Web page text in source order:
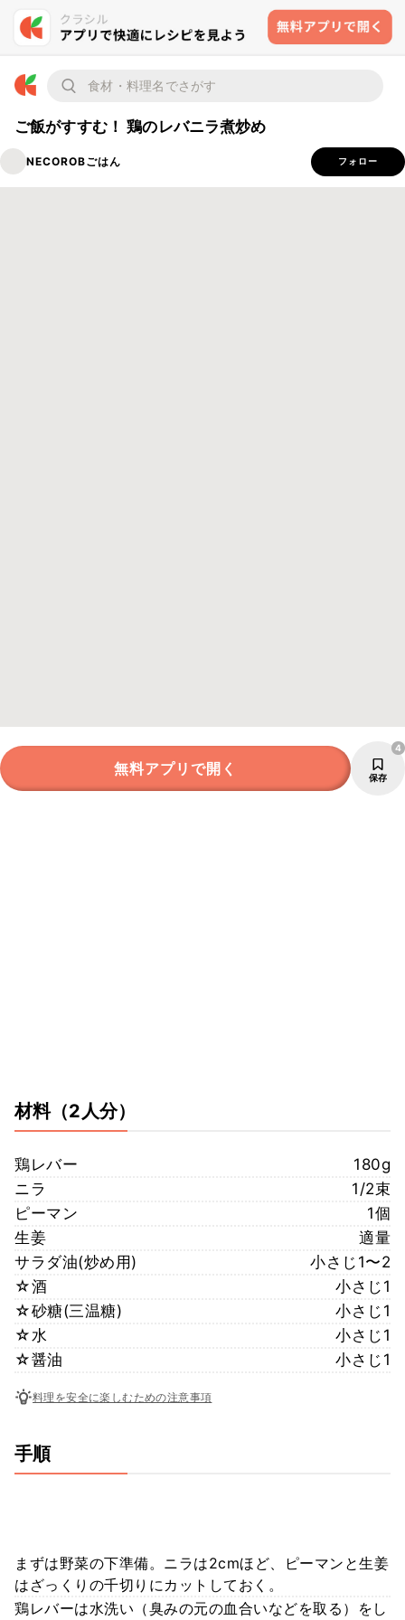
ご飯がすすむ！ 鶏のレバニラ煮炒め
NECOROBごはん フォロー
無料アプリで開く 保存
4
材料（2人分）
鶏レバー
180g
ニラ
1/2束
ピーマン
1個
生姜
適量
サラダ油(炒め用)
小さじ1〜2
☆酒
小さじ1
☆砂糖(三温糖)
小さじ1
☆水
小さじ1
☆醤油
小さじ1
料理を安全に楽しむための注意事項
手順
まずは野菜の下準備。ニラは2cmほど、ピーマンと生姜
はざっくりの千切りにカットしておく。
鶏レバーは水洗い（臭みの元の血合いなどを取る）をし